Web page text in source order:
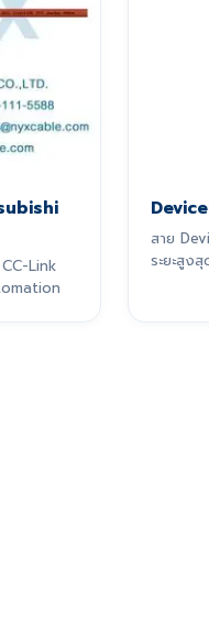
Link
สาย
ระยะสูง